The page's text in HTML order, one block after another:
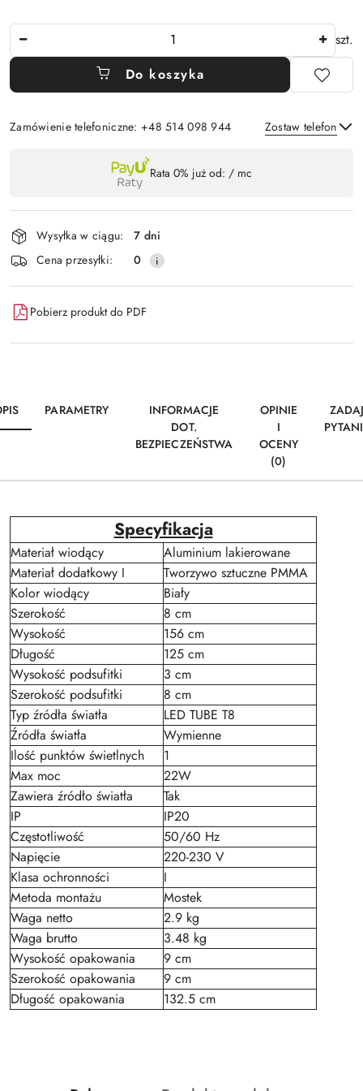
szt.
Do koszyka
Zamówienie telefoniczne: +48 514 098 944 Zostaw telefon
płatność
i
dostawa
Rata 0% już od: / mc
Wysyłka w ciągu:
7 dni
Cena przesyłki:
0
Pobierz produkt do PDF
PARAMETRY
INFORMACJE
DOT.
BEZPIECZEŃSTWA
OPINIE
I
OCENY
(0)
Specyfikacja
Materiał wiodący
Aluminium lakierowane
Materiał dodatkowy I
Tworzywo sztuczne PMMA
Kolor wiodący
Biały
Szerokość
8 cm
Wysokość
156 cm
Długość
125 cm
Wysokość podsufitki
3 cm
Szerokość podsufitki
8 cm
Typ źródła światła
LED TUBE T8
Źródła światła
Wymienne
Ilość punktów świetlnych
1
Max moc
22W
Zawiera źródło światła
Tak
IP
IP20
Częstotliwość
50/60 Hz
Napięcie
220-230 V
Klasa ochronności
I
Metoda montażu
Mostek
Waga netto
2.9 kg
Waga brutto
3.48 kg
Wysokość opakowania
9 cm
Szerokość opakowania
9 cm
Długość opakowania
132.5 cm